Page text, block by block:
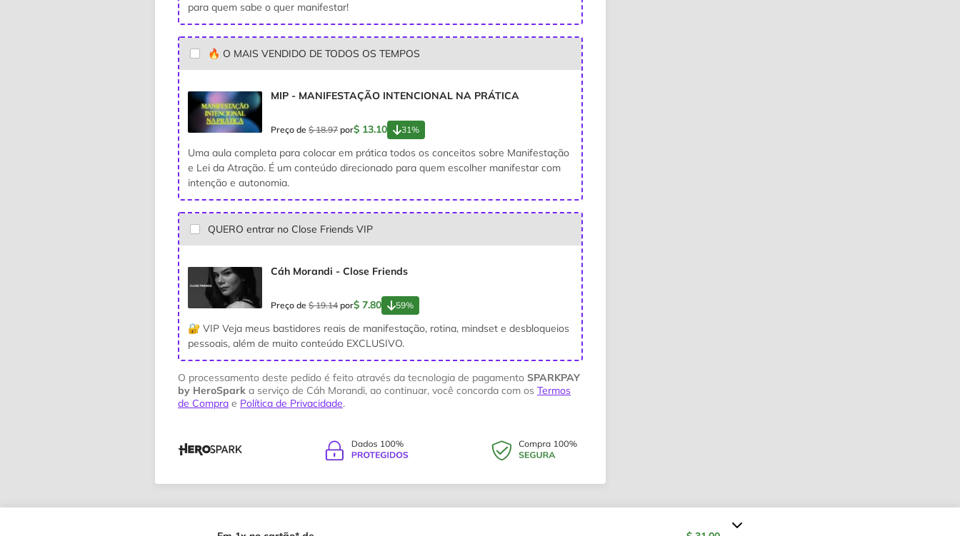
para quem sabe o quer manifestar!
🔥 O MAIS VENDIDO DE TODOS OS TEMPOS
MIP - MANIFESTAÇÃO INTENCIONAL NA PRÁTICA
Preço de $ 18.97 por$ 13.10 31%
Uma aula completa para colocar em prática todos os conceitos sobre Manifestação
e Lei da Atração. É um conteúdo direcionado para quem escolher manifestar com
intenção e autonomia.
QUERO entrar no Close Friends VIP
Cáh Morandi - Close Friends
Preço de $ 19.14 por$ 7.80 59%
🔐 VIP Veja meus bastidores reais de manifestação, rotina, mindset e desbloqueios
pessoais, além de muito conteúdo EXCLUSIVO.
O processamento deste pedido é feito através da tecnologia de pagamento SPARKPAY
by HeroSpark a serviço de Cáh Morandi, ao continuar, você concorda com os Termos
de Compra e Política de Privacidade.